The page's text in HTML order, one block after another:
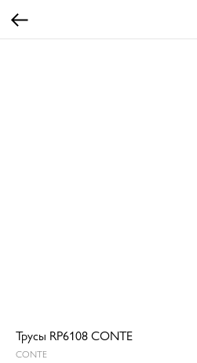
Трусы RP6108 CONTE
CONTE